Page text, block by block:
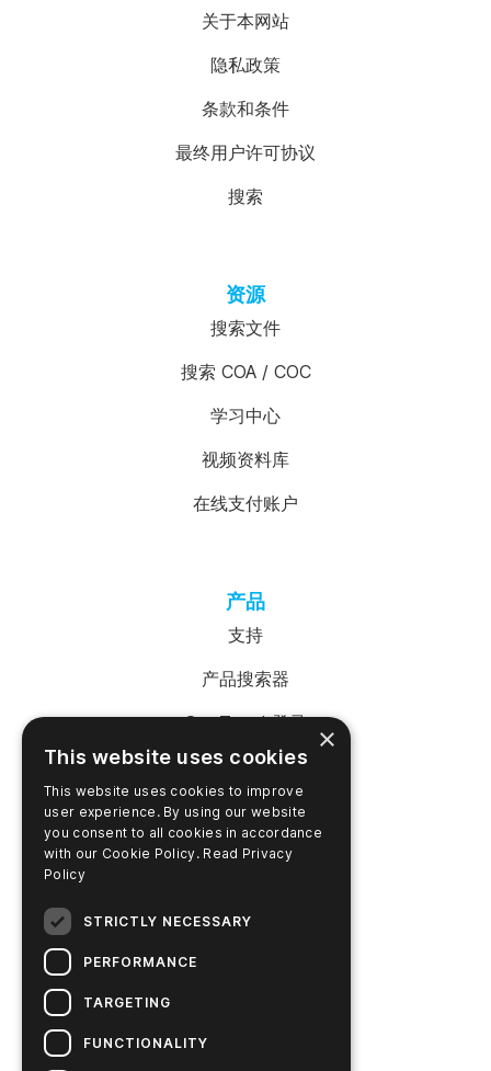
关于本网站
隐私政策
条款和条件
最终用户许可协议
搜索
资源
搜索文件
搜索 COA / COC
学习中心
视频资料库
在线支付账户
产品
支持
产品搜索器
SureTrend 登录
在线购物（美国）
在线购物（澳大利亚）
×
This website uses cookies
This website uses cookies to improve
user experience. By using our website
you consent to all cookies in accordance
with our Cookie Policy. Read Privacy
Policy
STRICTLY NECESSARY
PERFORMANCE
TARGETING
FUNCTIONALITY